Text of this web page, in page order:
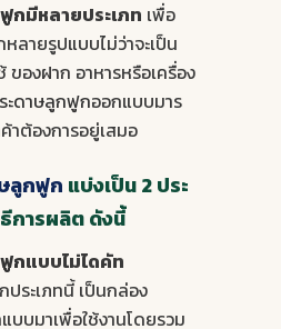
กมีหลายประเภท เพื่อ
ลายรูปแบบไม่ว่าจะเป็น
ของฝาก อาหารหรือเครื่อง
ะดาษลูกฟูกออกแบบมาร
ต้องการอยู่เสมอ
ลูกฟูก แบ่งเป็น 2 ประ
การผลิต ดังนี้
กแบบไม่ไดคัท
ระเภทนี้ เป็นกล่อง
บบมาเพื่อใช้งานโดยรวม